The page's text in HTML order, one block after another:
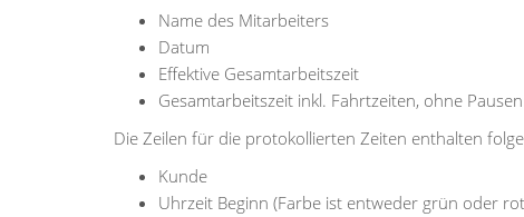
Name des Mitarbeiters
Datum
Effektive Gesamtarbeitszeit
Gesamtarbeitszeit inkl. Fahrtzeiten, ohne Pausen
Die Zeilen für die protokollierten Zeiten enthalten
Kunde
Uhrzeit Beginn (Farbe ist entweder grün oder